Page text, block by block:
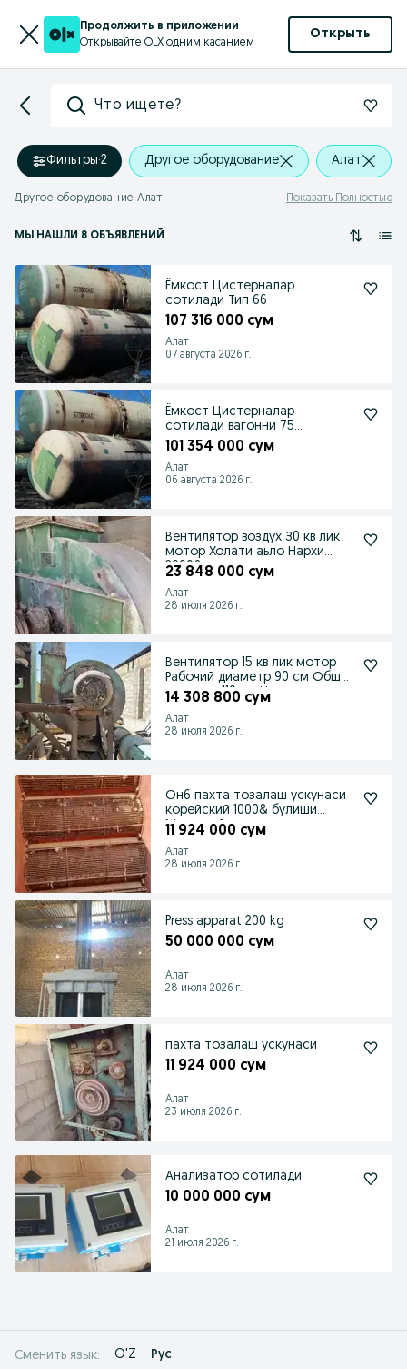
Продолжить в приложении
Открывайте OLX одним касанием
Открыть
Что ищете?
Фильтры·2 Другое оборудование Алат
Другое оборудование Алат Показать Полностью
МЫ НАШЛИ 8 ОБЪЯВЛЕНИЙ
Ёмкост Цистерналар
сотилади Тип 66
107 316 000 сум
Алат
07 августа 2026 г.
Ёмкост Цистерналар
сотилади вагонни 75
тонналик
101 354 000 сум
Алат
06 августа 2026 г.
Вентилятор воздух З0 кв лик
мотор Холати аьло Нархи
2000& келишилади
23 848 000 сум
Алат
28 июля 2026 г.
Вентилятор 15 кв лик мотор
Рабочий диаметр 90 см Обше
диаметр 110 см Н
14 308 800 сум
Алат
28 июля 2026 г.
Он6 пахта тозалаш ускунаси
корейский 1000& булиши
Мотори йук холати я
11 924 000 сум
Алат
28 июля 2026 г.
Press apparat 200 kg
50 000 000 сум
Алат
28 июля 2026 г.
пахта тозалаш ускунаси
11 924 000 сум
Алат
23 июля 2026 г.
Анализатор сотилади
10 000 000 сум
Алат
21 июля 2026 г.
Сменить язык: O'Z Рус